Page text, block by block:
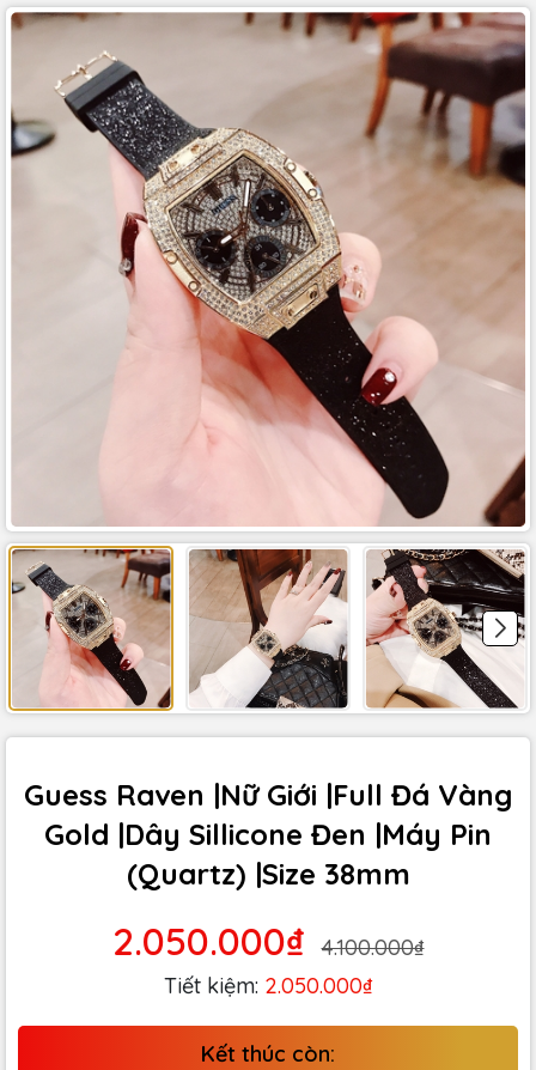
Guess Raven |Nữ Giới |Full Đá Vàng
Gold |Dây Sillicone Đen |Máy Pin
(Quartz) |Size 38mm
2.050.000₫
4.100.000₫
Tiết kiệm: 2.050.000₫
Kết thúc còn: